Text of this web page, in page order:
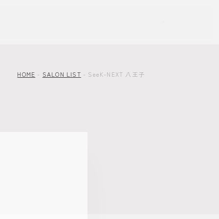
HOME - SALON LIST - SeeK-NEXT 八王子